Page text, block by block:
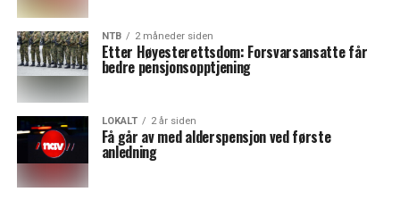
NTB 2 måneder siden
Etter Høyesterettsdom: Forsvarsansatte får
bedre pensjonsopptjening
LOKALT 2 år siden
Få går av med alderspensjon ved første
anledning